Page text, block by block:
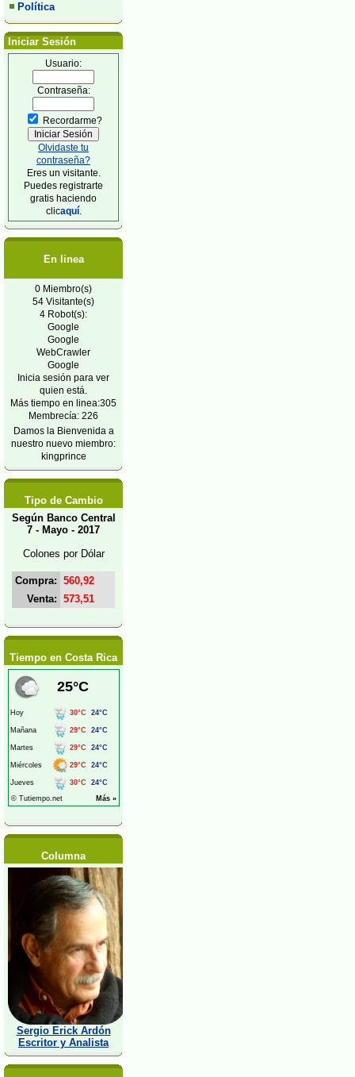
Política
Iniciar Sesión
Usuario:
Contraseña:
Recordarme?
Olvidaste tu
contraseña?
Eres un visitante.
Puedes registrarte
gratis haciendo
clicaquí.
En linea
0 Miembro(s)
54 Visitante(s)
4 Robot(s):
Google
Google
WebCrawler
Google
Inicia sesión para ver
quien está.
Más tiempo en linea:305
Membrecía: 226
Damos la Bienvenida a
nuestro nuevo miembro:
kingprince
Tipo de Cambio
Según Banco Central
7 - Mayo - 2017
Colones por Dólar
Compra: 560,92
Venta: 573,51
Tiempo en Costa Rica
Columna
Sergio Erick Ardón
Escritor y Analista